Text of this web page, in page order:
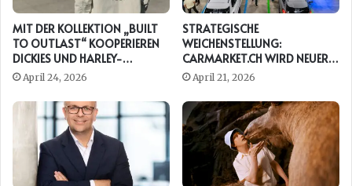
MIT DER KOLLEKTION „BUILT
TO OUTLAST“ KOOPERIEREN
DICKIES UND HARLEY-
DAVIDSON ERNEUT
April 24, 2026
STRATEGISCHE
WEICHENSTELLUNG:
CARMARKET.CH WIRD NEUER
PRESENTING PARTNER DER
AUTO ZÜRICH
April 21, 2026